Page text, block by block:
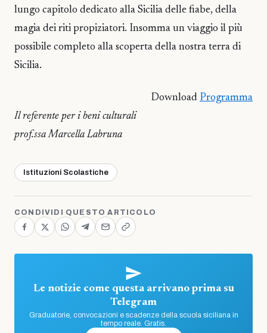
lungo capitolo dedicato alla Sicilia delle fiabe, della
magia dei riti propiziatori. Insomma un viaggio il più
possibile completo alla scoperta della nostra terra di
Sicilia.
Download Programma
Il referente per i beni culturali
prof.ssa Marcella Labruna
Istituzioni Scolastiche
CONDIVIDI QUESTO ARTICOLO
Le notizie come questa arrivano prima su
Telegram
Graduatorie, convocazioni e scadenze della scuola siciliana in
tempo reale. Gratis.